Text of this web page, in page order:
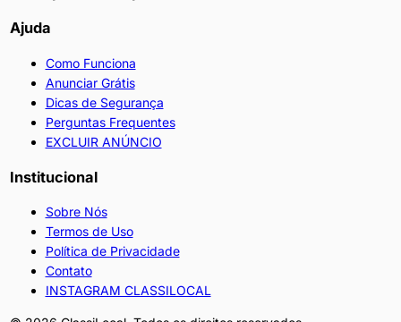
Ajuda
Como Funciona
Anunciar Grátis
Dicas de Segurança
Perguntas Frequentes
EXCLUIR ANÚNCIO
Institucional
Sobre Nós
Termos de Uso
Política de Privacidade
Contato
INSTAGRAM CLASSILOCAL